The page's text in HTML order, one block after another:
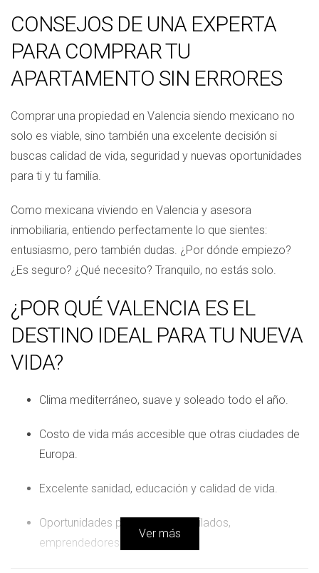
CONSEJOS DE UNA EXPERTA
PARA COMPRAR TU
APARTAMENTO SIN ERRORES
Comprar una propiedad en Valencia siendo mexicano no
solo es viable, sino también una excelente decisión si
buscas calidad de vida, seguridad y nuevas oportunidades
para ti y tu familia.
Como mexicana viviendo en Valencia y asesora
inmobiliaria, entiendo perfectamente lo que sientes:
entusiasmo, pero también dudas. ¿Por dónde empiezo?
¿Es seguro? ¿Qué necesito? Tranquilo, no estás solo.
¿POR QUÉ VALENCIA ES EL
DESTINO IDEAL PARA TU NUEVA
VIDA?
Clima mediterráneo, suave y soleado todo el año.
Costo de vida más accesible que otras ciudades de
Europa.
Excelente sanidad, educación y calidad de vida.
Oportunidades para familias, jubilados,
emprendedores o estudiantes.
Ver más